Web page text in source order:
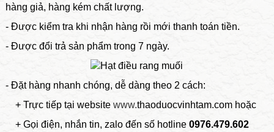
hàng giả, hàng kém chất lượng.
- Được kiểm tra khi nhận hàng rồi mới thanh toán tiền.
- Được đổi trả sản phẩm trong 7 ngày.
- Đặt hàng nhanh chóng, dễ dàng theo 2 cách:
+ Trực tiếp tại website www.thaoduocvinhtam.com hoặc
+ Gọi điện, nhắn tin, zalo đến số hotline 0976.479.602